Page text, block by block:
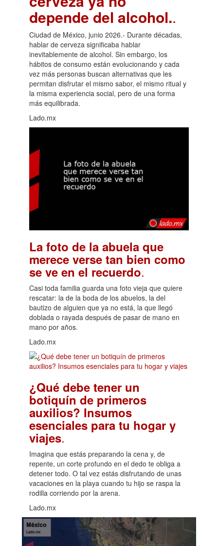
depende del alcohol..
Ciudad de México, junio 2026.- Durante décadas,
hablar de cerveza significaba hablar
inevitablemente de alcohol. Sin embargo, los
hábitos de consumo están evolucionando y cada
vez más personas buscan alternativas que les
permitan disfrutar el mismo sabor, el mismo ritual y
la misma experiencia social, pero de una forma
más equilibrada.
Lado.mx
La foto de la abuela que
merece verse tan bien como
se ve en el recuerdo.
Casi toda familia guarda una foto vieja que quiere
rescatar: la de la boda de los abuelos, la del
bautizo de alguien que ya no está, la que llegó
doblada o rayada después de pasar de mano en
mano por años.
Lado.mx
¿Qué debe tener un
botiquín de primeros
auxilios? Insumos
esenciales para tu hogar y
viajes.
Imagina que estás preparando la cena y, de
repente, un corte profundo en el dedo te obliga a
detener todo. O tal vez estás disfrutando de unas
vacaciones en la playa cuando tu hijo se raspa la
rodilla corriendo por la arena.
Lado.mx